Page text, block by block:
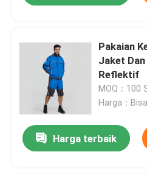
Pakaian
Jaket Dan
Reflektif
MOQ：100
Harga：
Harga terbaik